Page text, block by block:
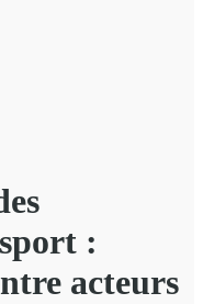
:
acteurs